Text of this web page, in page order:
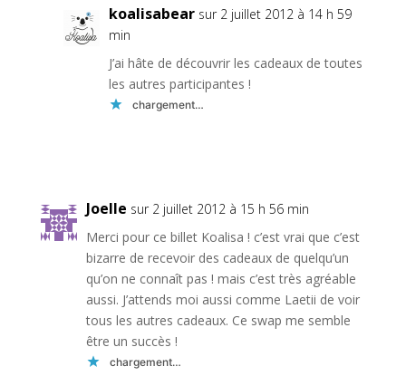
koalisabear sur 2 juillet 2012 à 14 h 59
min
J’ai hâte de découvrir les cadeaux de toutes
les autres participantes !
chargement…
Joelle sur 2 juillet 2012 à 15 h 56 min
Merci pour ce billet Koalisa ! c’est vrai que c’est
bizarre de recevoir des cadeaux de quelqu’un
qu’on ne connaît pas ! mais c’est très agréable
aussi. J’attends moi aussi comme Laetii de voir
tous les autres cadeaux. Ce swap me semble
être un succès !
chargement…